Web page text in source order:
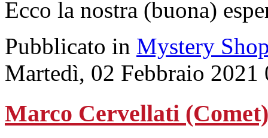
Ecco la nostra (buona)
Pubblicato in Mystery
Martedì, 02 Febbraio 2021
Marco Cervellati